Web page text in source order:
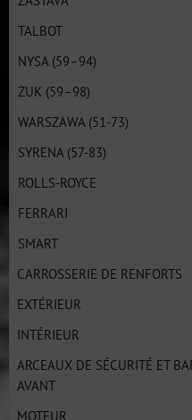
TALBOT
NYSA (59–94)
ŻUK (59–98)
WARSZAWA (51-73)
SYRENA (57-83)
ROLLS-ROYCE
FERRARI
SMART
CARROSSERIE DE RENFORTS
EXTÉRIEUR
INTÉRIEUR
ARCEAUX DE SÉCURITÉ ET
AVANT
MOTEUR